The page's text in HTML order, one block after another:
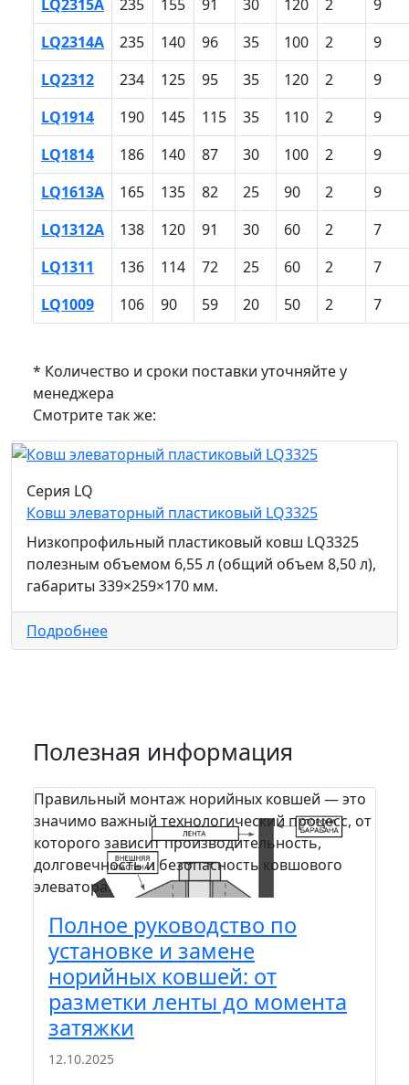
LQ2315A 235 155 91 30 120 2
9
LQ2314A
235 140 96 35 100 2
9
LQ2312
234 125 95 35 120 2
9
LQ1914
190 145 115 35 110 2
9
LQ1814
186 140 87 30 100 2
9
LQ1613A
165 135 82 25 90 2
9
LQ1312A
138 120 91 30 60 2
7
LQ1311
136 114 72 25 60 2
7
LQ1009
106 90 59 20 50 2 7
* Количество и сроки поставки уточняйте у
менеджера
Смотрите так же:
Серия LQ
Ковш элеваторный пластиковый LQ3325
Низкопрофильный пластиковый ковш LQ3325
полезным объемом 6,55 л (общий объем 8,50 л),
габариты 339×259×170 мм.
Подробнее
Полезная информация
Правильный монтаж норийных ковшей — это
значимо важный технологический процесс, от
которого зависит производительность,
долговечность и безопасность ковшового
элеватора.
Полное руководство по
установке и замене
норийных ковшей: от
разметки ленты до момента
затяжки
12.10.2025